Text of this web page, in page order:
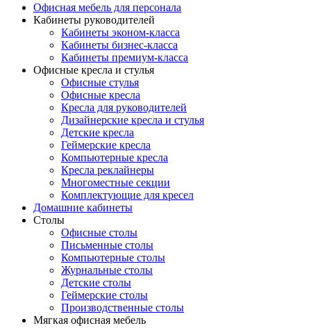
Офисная мебель для персонала
Кабинеты руководителей
Кабинеты эконом-класса
Кабинеты бизнес-класса
Кабинеты премиум-класса
Офисные кресла и стулья
Офисные стулья
Офисные кресла
Кресла для руководителей
Дизайнерские кресла и стулья
Детские кресла
Геймерские кресла
Компьютерные кресла
Кресла реклайнеры
Многоместные секции
Комплектующие для кресел
Домашние кабинеты
Столы
Офисные столы
Письменные столы
Компьютерные столы
Журнальные столы
Детские столы
Геймерские столы
Производственные столы
Мягкая офисная мебель